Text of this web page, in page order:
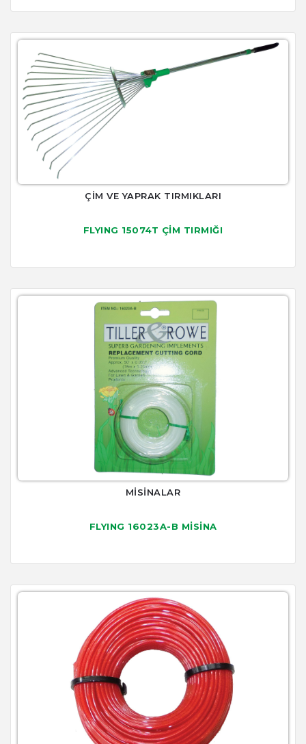
ÇİM VE YAPRAK TIRMIKLARI
FLYING 15074T ÇİM TIRMIĞI
MİSİNALAR
FLYING 16023A-B MİSİNA